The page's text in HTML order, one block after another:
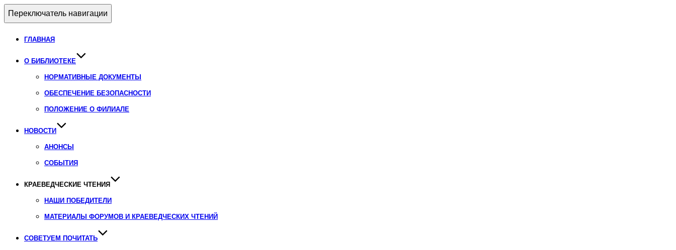
Переключатель навигации
ГЛАВНАЯ
О БИБЛИОТЕКЕ
НОРМАТИВНЫЕ ДОКУМЕНТЫ
ОБЕСПЕЧЕНИЕ БЕЗОПАСНОСТИ
ПОЛОЖЕНИЕ О ФИЛИАЛЕ
НОВОСТИ
АНОНСЫ
СОБЫТИЯ
КРАЕВЕДЧЕСКИЕ ЧТЕНИЯ
НАШИ ПОБЕДИТЕЛИ
МАТЕРИАЛЫ ФОРУМОВ И КРАЕВЕДЧЕСКИХ ЧТЕНИЙ
СОВЕТУЕМ ПОЧИТАТЬ